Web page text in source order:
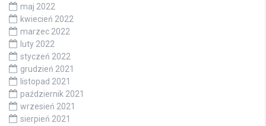
maj 2022
kwiecień 2022
marzec 2022
luty 2022
styczeń 2022
grudzień 2021
listopad 2021
październik 2021
wrzesień 2021
sierpień 2021